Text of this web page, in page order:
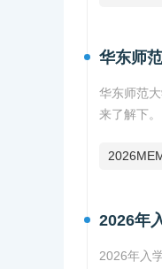
华东师
华东师范
来了解下。
2026年
2026年入